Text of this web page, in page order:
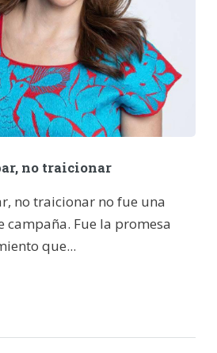
no traicionar
no traicionar no fue una
campaña. Fue la promesa
que...